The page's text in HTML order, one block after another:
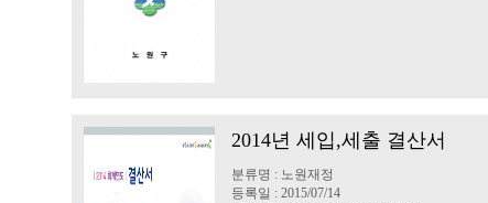
2014년 세입,세출 결산서
분류명 : 노원재정
등록일 : 2015/07/14